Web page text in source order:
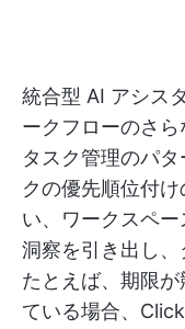
統合型 AI アシス
ークフローのさら
タスク管理のパ
クの優先順位付
い、ワークスペ
洞察を引き出し、
たとえば、期限
ている場合、